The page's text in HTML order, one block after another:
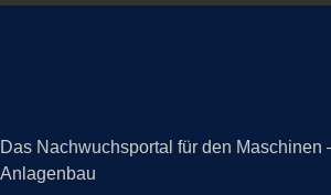
Das Nachwuchsportal für den Maschinen
Anlagenbau